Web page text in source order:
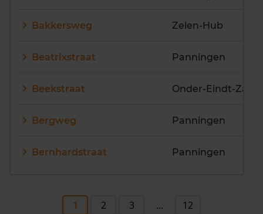
Bakkersweg Zelen-Hub
Beatrixstraat Panningen
Beekstraat
Bergweg Panningen
Bernhardstraat Panningen
1 2 3 ... 12